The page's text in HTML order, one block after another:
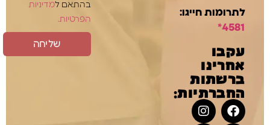
לתרומות חייגו:
4581*
עקבו
אחרינו
ברשתות
החברתיות:
בהתאם למדיניות
הפרטיות.
שליחה